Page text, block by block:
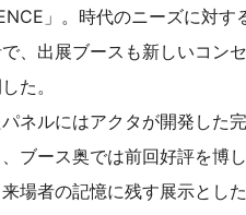
」。時代のニーズに対
、出展ブースも新しいコン
た。
パネルにはアクタが開発した
ブース奥では前回好評を博
場者の記憶に残す展示とした